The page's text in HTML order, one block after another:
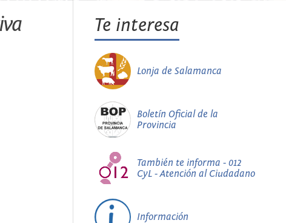
Te interesa
Lonja de Salamanca
Boletín Oficial de la
Provincia
También te informa - 012
CyL - Atención al Ciudadano
Información